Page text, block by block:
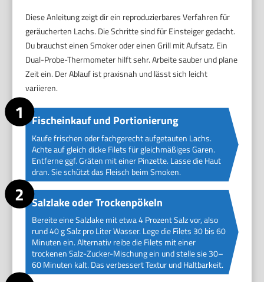
Diese Anleitung zeigt dir ein reproduzierbares Verfahren für
geräucherten Lachs. Die Schritte sind für Einsteiger gedacht.
Du brauchst einen Smoker oder einen Grill mit Aufsatz. Ein
Dual-Probe-Thermometer hilft sehr. Arbeite sauber und plane
Zeit ein. Der Ablauf ist praxisnah und lässt sich leicht
variieren.
Fischeinkauf und Portionierung
Kaufe frischen oder fachgerecht aufgetauten Lachs.
Achte auf gleich dicke Filets für gleichmäßiges Garen.
Entferne ggf. Gräten mit einer Pinzette. Lasse die Haut
dran. Sie schützt das Fleisch beim Smoken.
Salzlake oder Trockenpökeln
Bereite eine Salzlake mit etwa 4 Prozent Salz vor, also
rund 40 g Salz pro Liter Wasser. Lege die Filets 30 bis 60
Minuten ein. Alternativ reibe die Filets mit einer
trockenen Salz-Zucker-Mischung ein und stelle sie 30–
60 Minuten kalt. Das verbessert Textur und Haltbarkeit.